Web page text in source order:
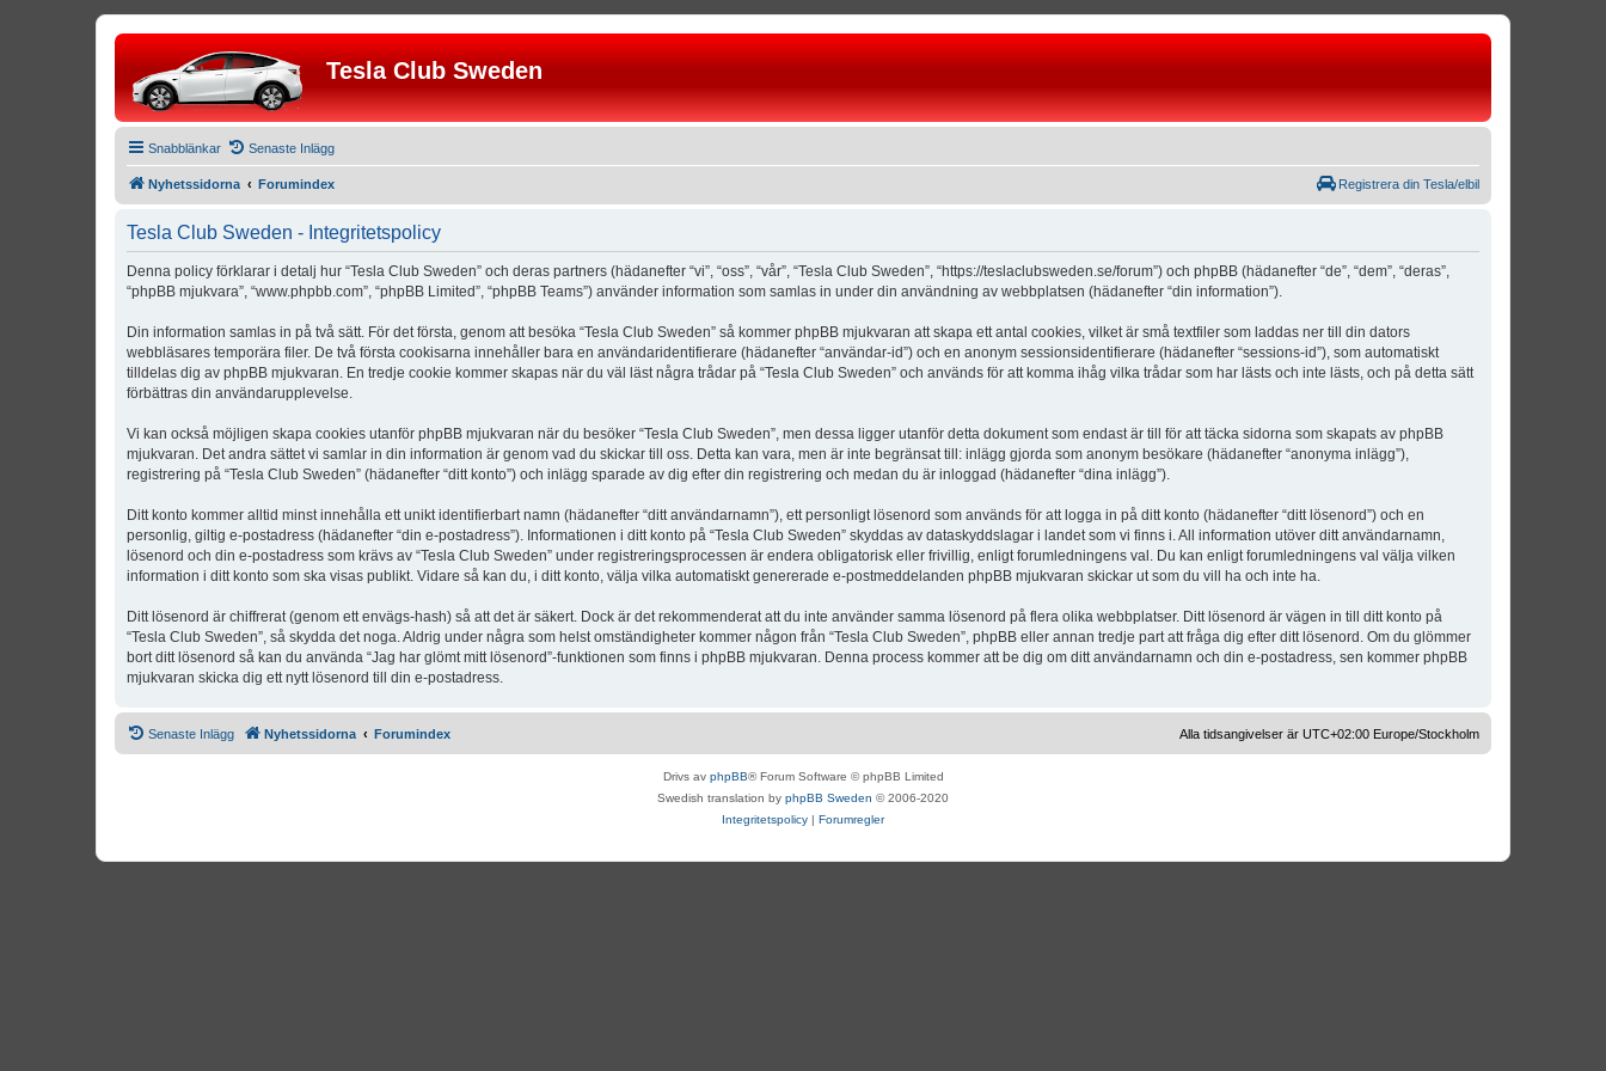
Tesla Club Sweden
Snabblänkar Senaste Inlägg
Nyhetssidorna Forumindex Registrera din Tesla/elbil
Tesla Club Sweden - Integritetspolicy
Denna policy förklarar i detalj hur “Tesla Club Sweden” och deras partners (hädanefter “vi”, “oss”, “vår”, “Tesla Club Sweden”, “https://teslaclubsweden.se/forum”) och phpBB (hädanefter “de”, “dem”, “deras”,
“phpBB mjukvara”, “www.phpbb.com”, “phpBB Limited”, “phpBB Teams”) använder information som samlas in under din användning av webbplatsen (hädanefter “din information”).
Din information samlas in på två sätt. För det första, genom att besöka “Tesla Club Sweden” så kommer phpBB mjukvaran att skapa ett antal cookies, vilket är små textfiler som laddas ner till din dators
webbläsares temporära filer. De två första cookisarna innehåller bara en användaridentifierare (hädanefter “användar-id”) och en anonym sessionsidentifierare (hädanefter “sessions-id”), som automatiskt
tilldelas dig av phpBB mjukvaran. En tredje cookie kommer skapas när du väl läst några trådar på “Tesla Club Sweden” och används för att komma ihåg vilka trådar som har lästs och inte lästs, och på detta sätt
förbättras din användarupplevelse.
Vi kan också möjligen skapa cookies utanför phpBB mjukvaran när du besöker “Tesla Club Sweden”, men dessa ligger utanför detta dokument som endast är till för att täcka sidorna som skapats av phpBB
mjukvaran. Det andra sättet vi samlar in din information är genom vad du skickar till oss. Detta kan vara, men är inte begränsat till: inlägg gjorda som anonym besökare (hädanefter “anonyma inlägg”),
registrering på “Tesla Club Sweden” (hädanefter “ditt konto”) och inlägg sparade av dig efter din registrering och medan du är inloggad (hädanefter “dina inlägg”).
Ditt konto kommer alltid minst innehålla ett unikt identifierbart namn (hädanefter “ditt användarnamn”), ett personligt lösenord som används för att logga in på ditt konto (hädanefter “ditt lösenord”) och en
personlig, giltig e-postadress (hädanefter “din e-postadress”). Informationen i ditt konto på “Tesla Club Sweden” skyddas av dataskyddslagar i landet som vi finns i. All information utöver ditt användarnamn,
lösenord och din e-postadress som krävs av “Tesla Club Sweden” under registreringsprocessen är endera obligatorisk eller frivillig, enligt forumledningens val. Du kan enligt forumledningens val välja vilken
information i ditt konto som ska visas publikt. Vidare så kan du, i ditt konto, välja vilka automatiskt genererade e-postmeddelanden phpBB mjukvaran skickar ut som du vill ha och inte ha.
Ditt lösenord är chiffrerat (genom ett envägs-hash) så att det är säkert. Dock är det rekommenderat att du inte använder samma lösenord på flera olika webbplatser. Ditt lösenord är vägen in till ditt konto på
“Tesla Club Sweden”, så skydda det noga. Aldrig under några som helst omständigheter kommer någon från “Tesla Club Sweden”, phpBB eller annan tredje part att fråga dig efter ditt lösenord. Om du glömmer
bort ditt lösenord så kan du använda “Jag har glömt mitt lösenord”-funktionen som finns i phpBB mjukvaran. Denna process kommer att be dig om ditt användarnamn och din e-postadress, sen kommer phpBB
mjukvaran skicka dig ett nytt lösenord till din e-postadress.
Senaste Inlägg Nyhetssidorna Forumindex Alla tidsangivelser är UTC+02:00 Europe/Stockholm
Drivs av phpBB® Forum Software © phpBB Limited
Swedish translation by phpBB Sweden © 2006-2020
Integritetspolicy | Forumregler